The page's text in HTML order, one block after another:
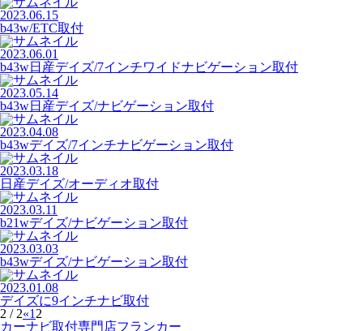
2023.06.15
b43w/ETC取付
2023.06.01
b43w日産デイズ/7インチワイドナビゲーション取付
2023.05.14
b43w日産デイズ/ナビゲーション取付
2023.04.08
b43wデイズ/7インチナビゲーション取付
2023.03.18
日産デイズ/オーディオ取付
2023.03.11
b21wデイズ/ナビゲーション取付
2023.03.03
b43wデイズ/ナビゲーション取付
2023.01.08
デイズに9インチナビ取付
2 / 2«1 2
カーナビ取付専⾨店フランカー